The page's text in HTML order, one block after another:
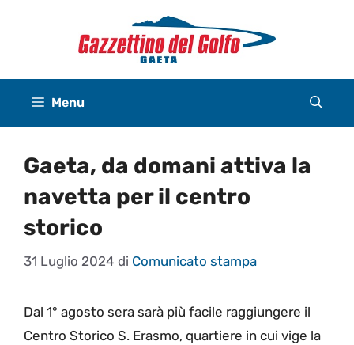
Menu
Gaeta, da domani attiva la
navetta per il centro
storico
31 Luglio 2024 di Comunicato stampa
Dal 1° agosto sera sarà più facile raggiungere il
Centro Storico S. Erasmo, quartiere in cui vige la